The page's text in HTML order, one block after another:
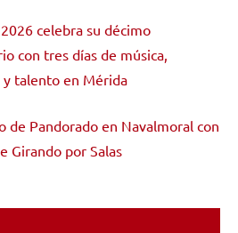
celebra su décimo
con tres días de música,
y talento en Mérida
de Pandorado en Navalmoral con
Girando por Salas